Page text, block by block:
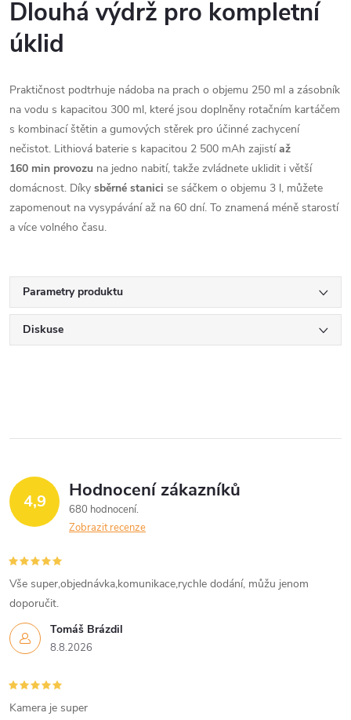
Dlouhá výdrž pro kompletní
úklid
Praktičnost podtrhuje nádoba na prach o objemu 250 ml a zásobník
na vodu s kapacitou 300 ml, které jsou doplněny rotačním kartáčem
s kombinací štětin a gumových stěrek pro účinné zachycení
nečistot. Lithiová baterie s kapacitou 2 500 mAh zajistíaž
160 min provozu na jedno nabití, takže zvládnete uklidit i větší
domácnost. Díky sběrné stanici se sáčkem o objemu 3 l, můžete
zapomenout na vysypávání až na 60 dní. To znamená méně starostí
a více volného času.
Parametry produktu
Diskuse
4,9 Hodnocení zákazníků
680 hodnocení
Zobrazit recenze
Tomáš Brázdil
8.8.2026
Vše super,objednávka,komunikace,rychle dodání, můžu jenom
doporučit.
Kamera je super